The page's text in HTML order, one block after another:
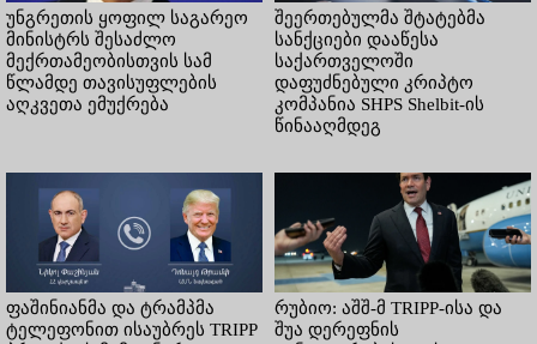
უნგრეთის ყოფილ საგარეო
მინისტრს შესაძლო
მექრთამეობისთვის სამ
წლამდე თავისუფლების
აღკვეთა ემუქრება
შეერთებულმა შტატებმა
სანქციები დააწესა
საქართველოში
დაფუძნებული კრიპტო
კომპანია SHPS Shelbit-ის
წინააღმდეგ
ფაშინიანმა და ტრამპმა
ტელეფონით ისაუბრეს TRIPP
რუბიო: აშშ-მ TRIPP-ისა და
შუა დერეფნის